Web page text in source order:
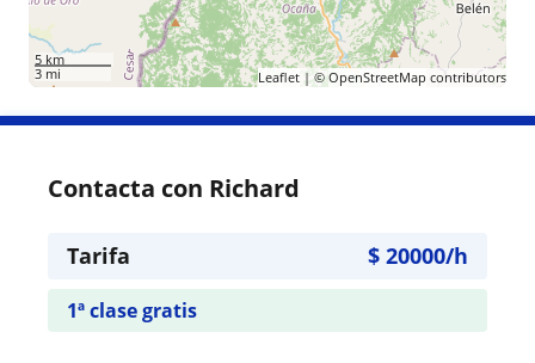
5 km
3 mi
Leaflet| © OpenStreetMap contributors
Contacta con Richard
Tarifa $ 20000/h
1ª clase gratis